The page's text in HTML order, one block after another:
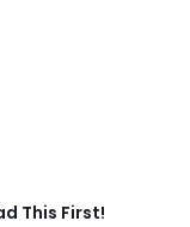
This First!